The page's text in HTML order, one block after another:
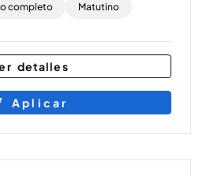
completo Matutino
detalles
Aplicar